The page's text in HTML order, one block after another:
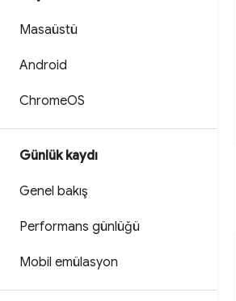
Masaüstü
Android
ChromeOS
Günlük kaydı
Genel bakış
Performans günlüğü
Mobil emülasyon